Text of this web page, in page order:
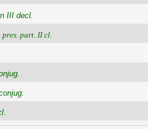
III decl.
pres. part. II cl.